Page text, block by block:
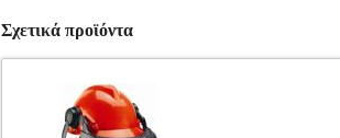
Σχετικά προϊόντα